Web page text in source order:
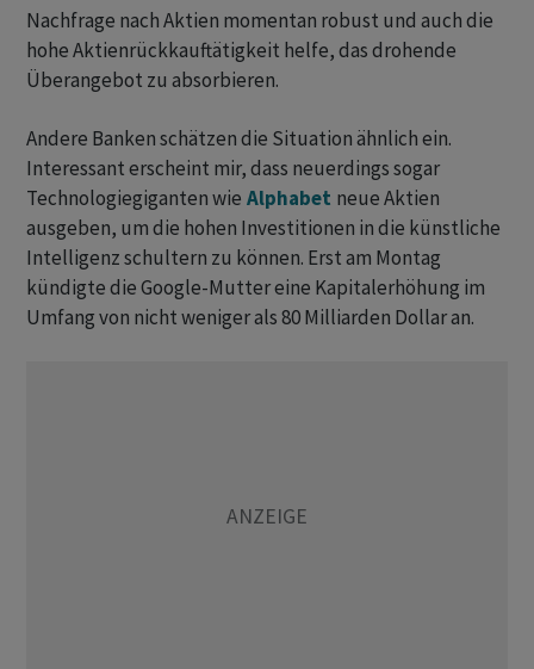
Nachfrage nach Aktien momentan robust und auch die
hohe Aktienrückkauftätigkeit helfe, das drohende
Überangebot zu absorbieren.
Andere Banken schätzen die Situation ähnlich ein.
Interessant erscheint mir, dass neuerdings sogar
Technologiegiganten wie Alphabet neue Aktien
ausgeben, um die hohen Investitionen in die künstliche
Intelligenz schultern zu können. Erst am Montag
kündigte die Google-Mutter eine Kapitalerhöhung im
Umfang von nicht weniger als 80 Milliarden Dollar an.